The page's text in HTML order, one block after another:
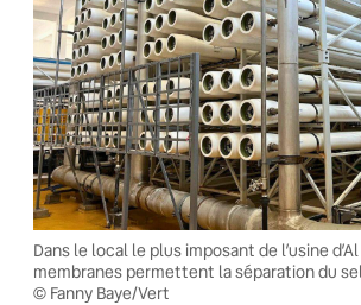
Dans le local le plus imposant de l’usine
membranes permettent la séparation du sel
© Fanny Baye/Vert